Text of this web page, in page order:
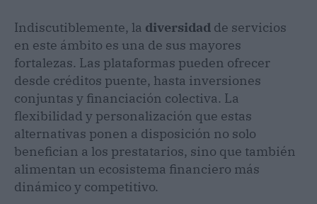
Indiscutiblemente, la diversidad de servicios
en este ámbito es una de sus mayores
fortalezas. Las plataformas pueden ofrecer
desde créditos puente, hasta inversiones
conjuntas y financiación colectiva. La
flexibilidad y personalización que estas
alternativas ponen a disposición no solo
benefician a los prestatarios, sino que también
alimentan un ecosistema financiero más
dinámico y competitivo.